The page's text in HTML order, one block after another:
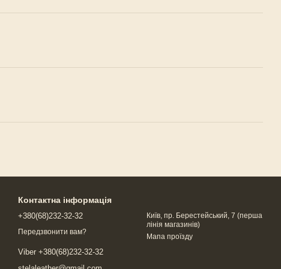
Контактна інформація
+380(68)232-32-32
Передзвонити вам?
Viber +380(68)232-32-32
Київ, пр. Берестейський, 7 (перша
лінія магазинів)
Мапа проїзду